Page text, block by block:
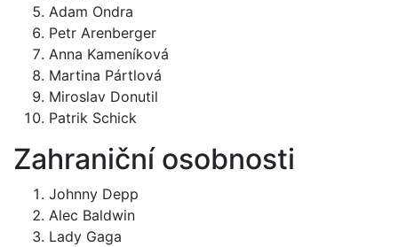
Adam Ondra
Petr Arenberger
Anna Kameníková
Martina Pártlová
Miroslav Donutil
Patrik Schick
Zahraniční osobnosti
Johnny Depp
Alec Baldwin
Lady Gaga